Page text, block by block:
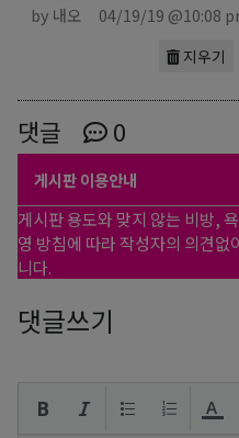
by 내오 04/19/19 @10:08
지우기
댓글 0
게시판 이용안내
게시판 용도와 맞지 않는 비방,
영 방침에 따라 작성자의 의견없
니다.
댓글쓰기